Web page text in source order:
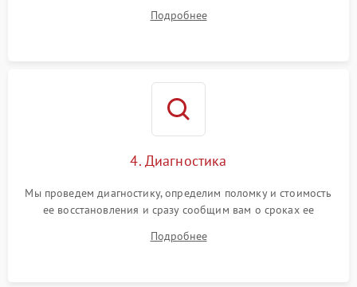
Подробнее
4. Диагностика
Мы проведем диагностику, определим поломку и стоимость
ее восстановления и сразу сообщим вам о сроках ее
Подробнее